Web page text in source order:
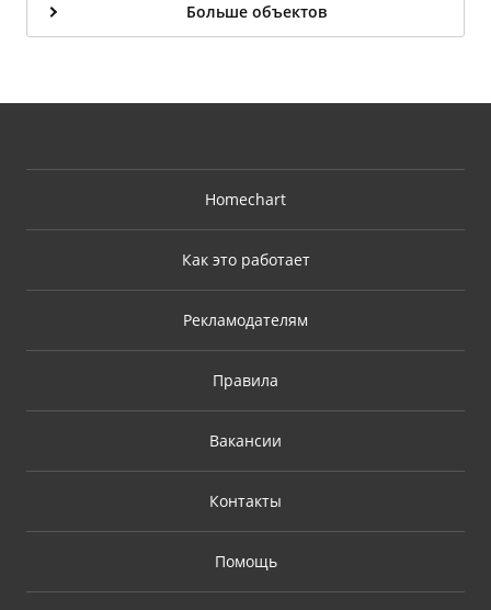
Больше объектов
Homechart
Как это работает
Рекламодателям
Правила
Вакансии
Контакты
Помощь